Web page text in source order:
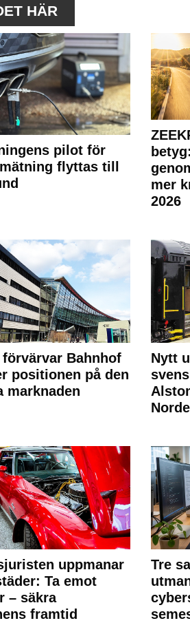
HÄR
pilot för
flyttas till
mer
2026
förvärvar Bahnhof
positionen på den
marknaden
Nytt
uppmanar
Ta emot
– säkra
framtid
Tre